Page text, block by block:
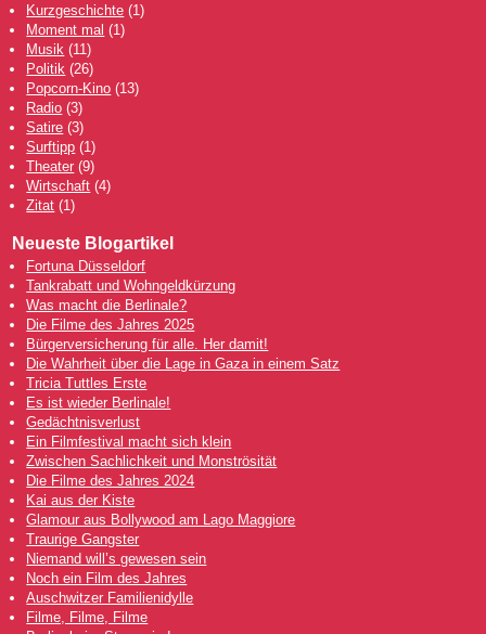
Kurzgeschichte (1)
Moment mal (1)
Musik (11)
Politik (26)
Popcorn-Kino (13)
Radio (3)
Satire (3)
Surftipp (1)
Theater (9)
Wirtschaft (4)
Zitat (1)
Neueste Blogartikel
Fortuna Düsseldorf
Tankrabatt und Wohngeldkürzung
Was macht die Berlinale?
Die Filme des Jahres 2025
Bürgerversicherung für alle. Her damit!
Die Wahrheit über die Lage in Gaza in einem Satz
Tricia Tuttles Erste
Es ist wieder Berlinale!
Gedächtnisverlust
Ein Filmfestival macht sich klein
Zwischen Sachlichkeit und Monströsität
Die Filme des Jahres 2024
Kai aus der Kiste
Glamour aus Bollywood am Lago Maggiore
Traurige Gangster
Niemand will’s gewesen sein
Noch ein Film des Jahres
Auschwitzer Familienidylle
Filme, Filme, Filme